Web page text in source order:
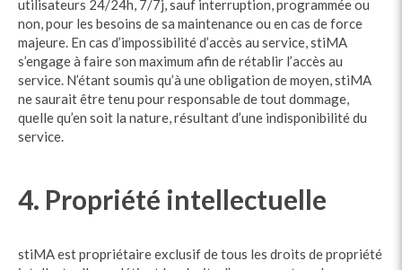
utilisateurs 24/24h, 7/7j, sauf interruption, programmée ou
non, pour les besoins de sa maintenance ou en cas de force
majeure. En cas d’impossibilité d’accès au service, stiMA
s’engage à faire son maximum afin de rétablir l’accès au
service. N’étant soumis qu’à une obligation de moyen, stiMA
ne saurait être tenu pour responsable de tout dommage,
quelle qu’en soit la nature, résultant d’une indisponibilité du
service.
4. Propriété intellectuelle
stiMA est propriétaire exclusif de tous les droits de propriété